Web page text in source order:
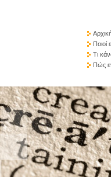
Ποιοί
Τι
Πώς